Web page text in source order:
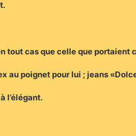
tout cas que celle que portaient
au poignet pour lui ; jeans
l’élégant.